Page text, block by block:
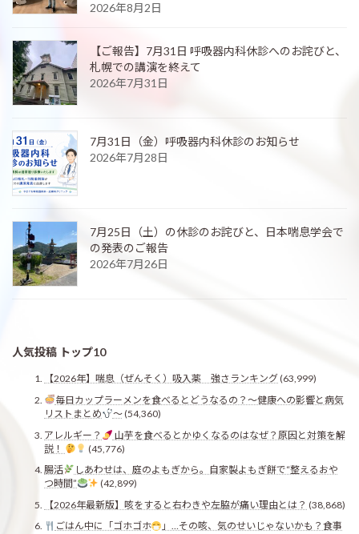
2026年8月2日
【ご報告】7月31日 呼吸器内科休診へのお詫びと、
札幌での講演を終えて
2026年7月31日
7月31日（金）呼吸器内科休診のお知らせ
2026年7月28日
7月25日（土）の休診のお詫びと、日本喘息学会で
の発表のご報告
2026年7月26日
人気投稿 トップ10
【2026年】喘息（ぜんそく）吸入薬 強さランキング(63,999)
毎日カップラーメンを食べるとどうなるの？〜健康への影響と病気
リストまとめ
〜(54,360)
アレルギー？
山芋を食べるとかゆくなるのはなぜ？原因と対策を解
説！
(45,776)
腸活
しあわせは、庭のよもぎから。自家製よもぎ餅で“整えるおや
つ時間”
(42,899)
【2026年最新版】咳をすると右わきや左脇が痛い理由とは？ (38,868)
ごはん中に「ゴホゴホ
」…その咳、気のせいじゃないかも？食事